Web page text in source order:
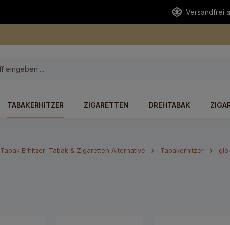
Versandfrei
TABAKERHITZER ZIGARETTEN DREHTABAK
Tabak Erhitzer: Tabak & Zigaretten Alternative Tabakerhitzer glo